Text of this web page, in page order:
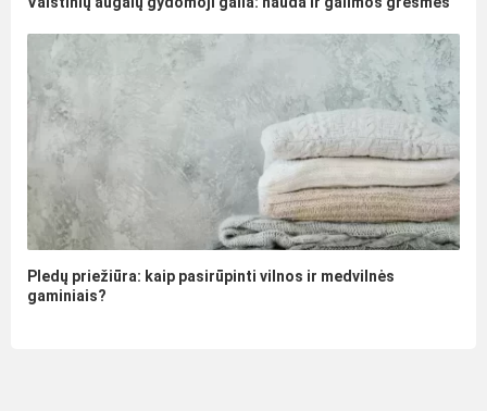
Pledų priežiūra: kaip pasirūpinti vilnos ir medvilnės
gaminiais?